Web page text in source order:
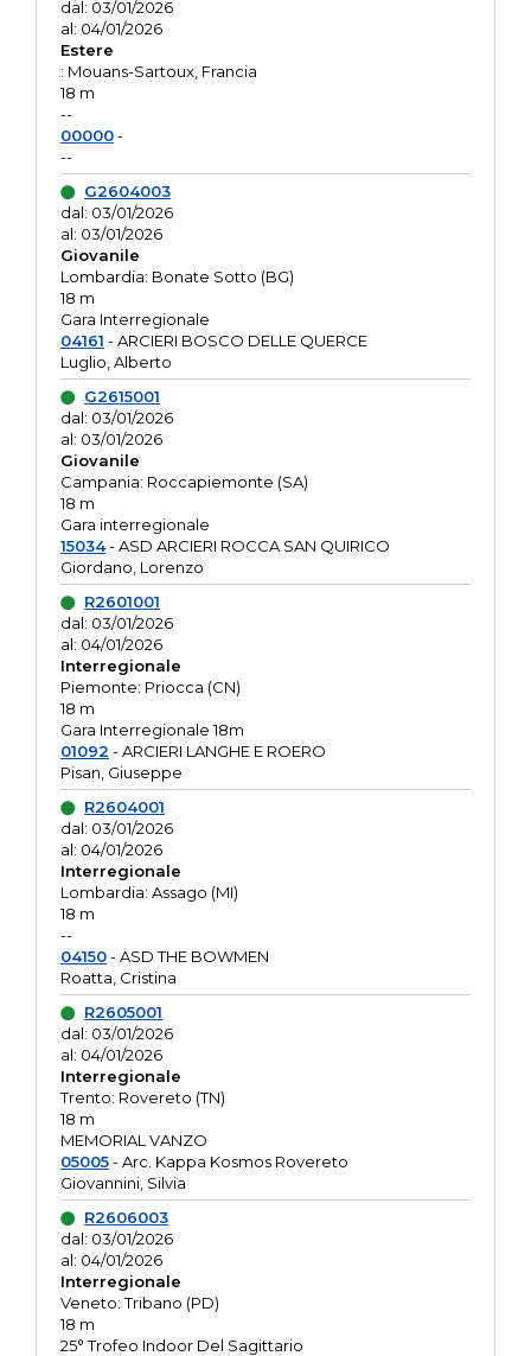
dal: 03/01/2026
al: 04/01/2026
Estere
: Mouans-Sartoux, Francia
18 m
--
00000-
--
G2604003
dal: 03/01/2026
al: 03/01/2026
Giovanile
Lombardia: Bonate Sotto (BG)
18 m
Gara Interregionale
04161 - ARCIERI BOSCO DELLE QUERCE
Luglio, Alberto
G2615001
dal: 03/01/2026
al: 03/01/2026
Giovanile
Campania: Roccapiemonte (SA)
18 m
Gara interregionale
15034- ASD ARCIERI ROCCA SAN QUIRICO
Giordano, Lorenzo
R2601001
dal: 03/01/2026
al: 04/01/2026
Interregionale
Piemonte: Priocca (CN)
18 m
Gara Interregionale 18m
01092 - ARCIERI LANGHE E ROERO
Pisan, Giuseppe
R2604001
dal: 03/01/2026
al: 04/01/2026
Interregionale
Lombardia: Assago (MI)
18 m
--
04150- ASD THE BOWMEN
Roatta, Cristina
R2605001
dal: 03/01/2026
al: 04/01/2026
Interregionale
Trento: Rovereto (TN)
18 m
MEMORIAL VANZO
05005- Arc. Kappa Kosmos Rovereto
Giovannini, Silvia
R2606003
dal: 03/01/2026
al: 04/01/2026
Interregionale
Veneto: Tribano (PD)
18 m
25° Trofeo Indoor Del Sagittario